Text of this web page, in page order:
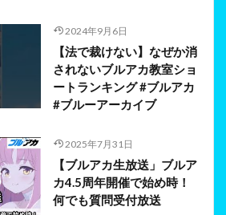
2024年9月6日
【法で裁けない】なぜか消
されないブルアカ教室ショ
ートランキング #ブルアカ
#ブルーアーカイブ
2025年7月31日
【ブルアカ生放送」ブルア
カ4.5周年開催で始め時！
何でも質問受付放送